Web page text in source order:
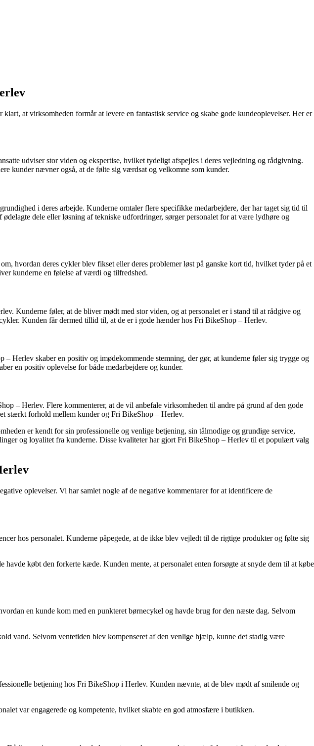
at virksomheden formår at levere en fantastisk service og skabe gode kundeoplevelser. Her er
udviser stor viden og ekspertise, hvilket tydeligt afspejles i deres vejledning og rådgivning.
kunder nævner også, at de følte sig værdsat og velkomne som kunder.
i deres arbejde. Kunderne omtaler flere specifikke medarbejdere, der har taget sig tid til
dele eller løsning af tekniske udfordringer, sørger personalet for at være lydhøre og
hvordan deres cykler blev fikset eller deres problemer løst på ganske kort tid, hvilket tyder på et
kunderne en følelse af værdi og tilfredshed.
Kunderne føler, at de bliver mødt med stor viden, og at personalet er i stand til at rådgive og
Kunden får dermed tillid til, at de er i gode hænder hos Fri BikeShop – Herlev.
Herlev skaber en positiv og imødekommende stemning, der gør, at kunderne føler sig trygge og
en positiv oplevelse for både medarbejdere og kunder.
– Herlev. Flere kommenterer, at de vil anbefale virksomheden til andre på grund af den gode
stærkt forhold mellem kunder og Fri BikeShop – Herlev.
er kendt for sin professionelle og venlige betjening, sin tålmodige og grundige service,
og loyalitet fra kunderne. Disse kvaliteter har gjort Fri BikeShop – Herlev til et populært valg
oplevelser. Vi har samlet nogle af de negative kommentarer for at identificere de
hos personalet. Kunderne påpegede, at de ikke blev vejledt til de rigtige produkter og følte sig
købt den forkerte kæde. Kunden mente, at personalet enten forsøgte at snyde dem til at købe
en kunde kom med en punkteret børnecykel og havde brug for den næste dag. Selvom
vand. Selvom ventetiden blev kompenseret af den venlige hjælp, kunne det stadig være
betjening hos Fri BikeShop i Herlev. Kunden nævnte, at de blev mødt af smilende og
var engagerede og kompetente, hvilket skabte en god atmosfære i butikken.